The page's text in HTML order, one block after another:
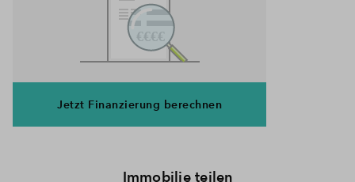
Jetzt Finanzierung berechnen
Immobilie teilen